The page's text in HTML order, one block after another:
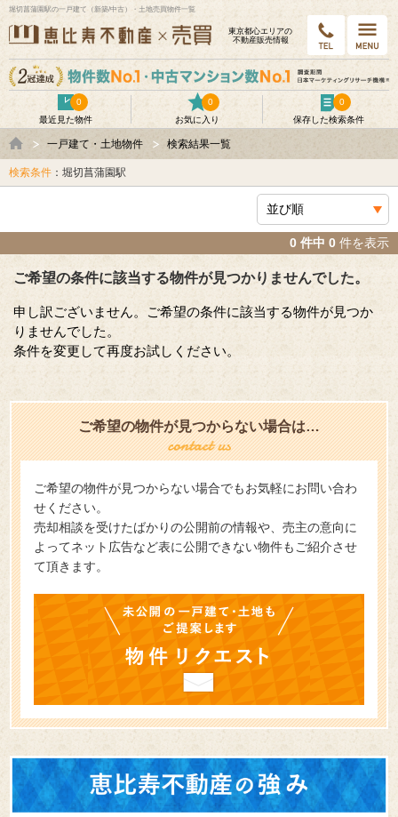
堀切菖蒲園駅の一戸建て（新築/中古）・土地売買物件一覧
東京都⼼エリアの
不動産販売情報
最近見た物件
0
お気に入り
0
保存した検索条件
0
一戸建て・土地物件 検索結果一覧
検索条件 ：堀切菖蒲園駅
0 件中 0 件を表示
ご希望の条件に該当する物件が見つかりませんでした。
申し訳ございません。ご希望の条件に該当する物件が見つか
りませんでした。
条件を変更して再度お試しください。
ご希望の物件が見つからない場合は…
ご希望の物件が見つからない場合でもお気軽にお問い合わ
せください。
売却相談を受けたばかりの公開前の情報や、売主の意向に
よってネット広告など表に公開できない物件もご紹介させ
て頂きます。